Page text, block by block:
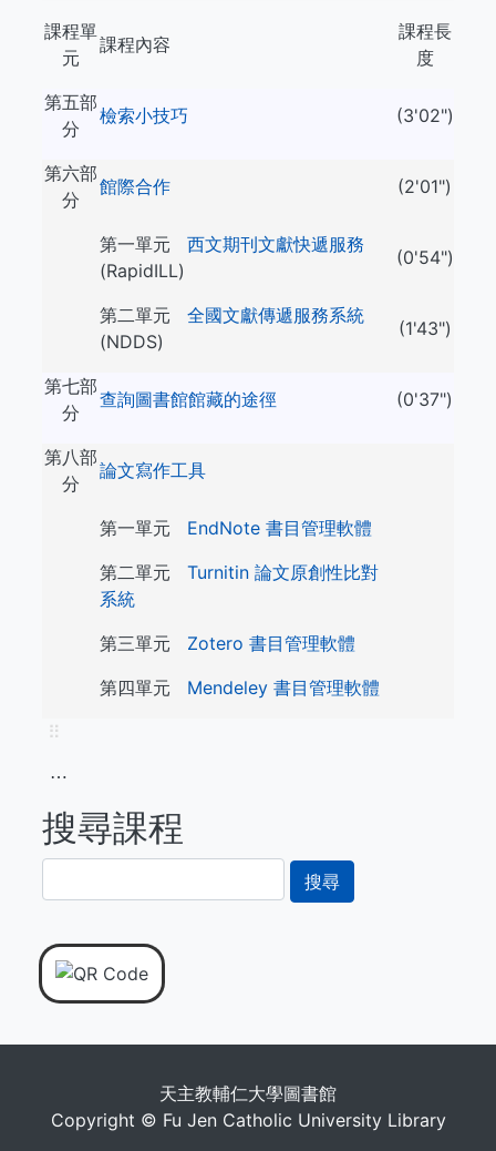
課程單
元
課程內容
課程長
度
第五部
分
檢索小技巧 (3'02")
第六部
分
館際合作 (2'01")
第一單元 西文期刊文獻快遞服務
(RapidILL)
(0'54")
第二單元 全國文獻傳遞服務系統
(NDDS)
(1'43")
第七部
分
查詢圖書館館藏的途徑 (0'37")
第八部
分
論文寫作工具
第一單元 EndNote 書目管理軟體
第二單元 Turnitin 論文原創性比對
系統
第三單元 Zotero 書目管理軟體
第四單元 Mendeley 書目管理軟體
⠿
⋯
搜尋課程
尋
天主教輔仁大學圖書館
Copyright © Fu Jen Catholic University Library